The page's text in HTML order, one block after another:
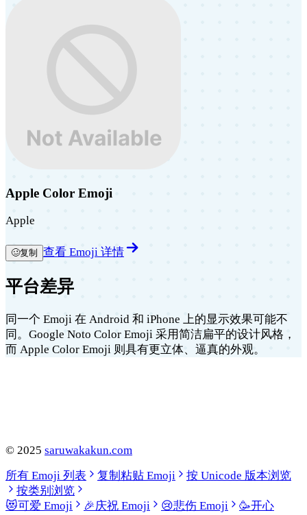
Apple Color Emoji
Apple
🥴复制 查看 Emoji 详情
平台差异
同一个 Emoji 在 Android 和 iPhone 上的显示效果可能不
同。Google Noto Color Emoji 采用简洁扁平的设计风格，
而 Apple Color Emoji 则具有更立体、逼真的外观。
© 2025 saruwakakun.com
所有 Emoji 列表
复制粘贴 Emoji
按 Unicode 版本浏览
按类别浏览
😻可爱 Emoji 🎉庆祝 Emoji 😢悲伤 Emoji 🥳开心